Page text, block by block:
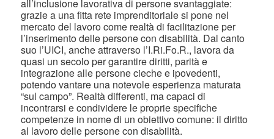
all’inclusione lavorativa di persone svantaggiate:
grazie a una fitta rete imprenditoriale si pone nel
mercato del lavoro come realtà di facilitazione per
l’inserimento delle persone con disabilità. Dal canto
suo l’UICI, anche attraverso l’I.Ri.Fo.R., lavora da
quasi un secolo per garantire diritti, parità e
integrazione alle persone cieche e ipovedenti,
potendo vantare una notevole esperienza maturata
“sul campo”. Realtà differenti, ma capaci di
incontrarsi e condividere le proprie specifiche
competenze in nome di un obiettivo comune: il diritto
al lavoro delle persone con disabilità.